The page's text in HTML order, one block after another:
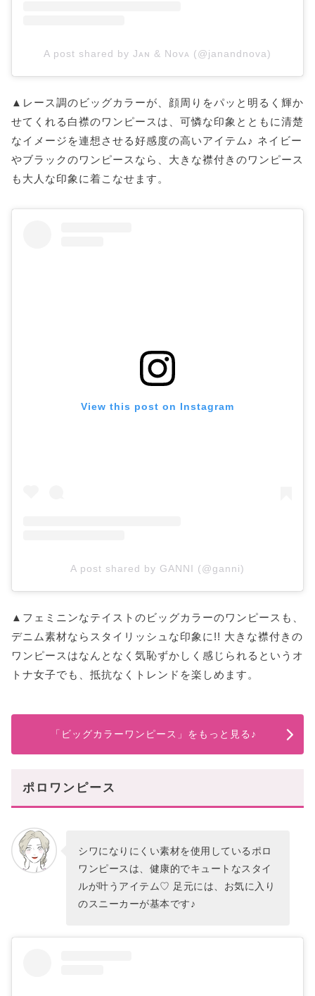
A post shared by Jᴀɴ & Nᴏᴠᴀ (@janandnova)
▲レース調のビッグカラーが、顔周りをパッと明るく輝か
せてくれる白襟のワンピースは、可憐な印象とともに清楚
なイメージを連想させる好感度の高いアイテム♪ ネイビー
やブラックのワンピースなら、大きな襟付きのワンピース
も大人な印象に着こなせます。
View this post on Instagram
A post shared by GANNI (@ganni)
▲フェミニンなテイストのビッグカラーのワンピースも、
デニム素材ならスタイリッシュな印象に!! 大きな襟付きの
ワンピースはなんとなく気恥ずかしく感じられるというオ
トナ女子でも、抵抗なくトレンドを楽しめます。
「ビッグカラーワンピース」をもっと見る♪
ポロワンピース
シワになりにくい素材を使用しているポロ
ワンピースは、健康的でキュートなスタイ
ルが叶うアイテム♡ 足元には、お気に入り
のスニーカーが基本です♪